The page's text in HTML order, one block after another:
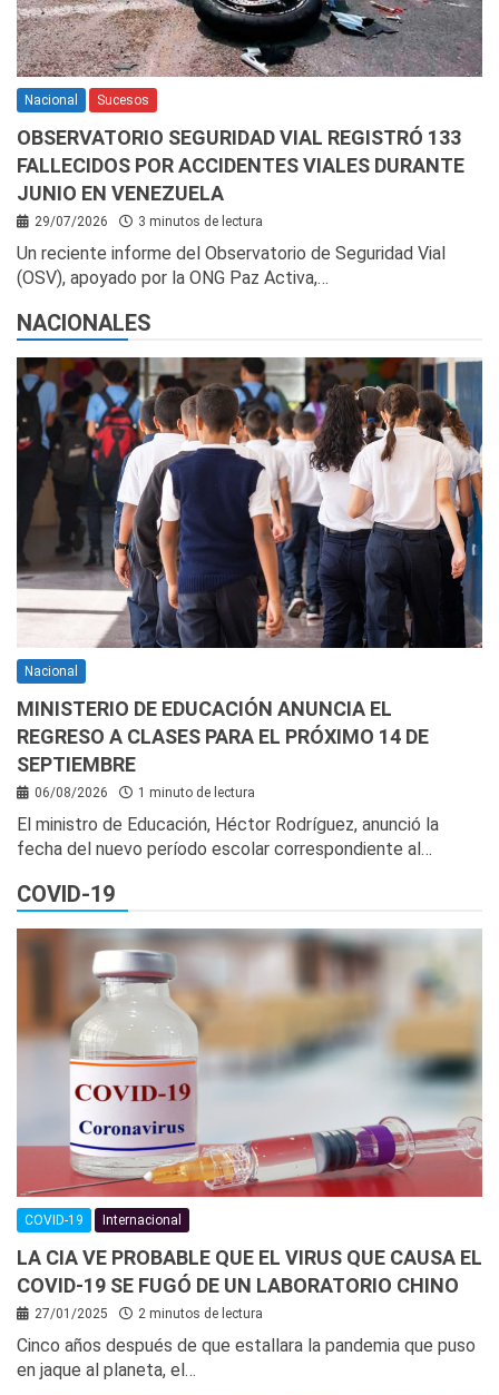
Nacional Sucesos
OBSERVATORIO SEGURIDAD VIAL REGISTRÓ 133
FALLECIDOS POR ACCIDENTES VIALES DURANTE
JUNIO EN VENEZUELA
29/07/2026 3 minutos de lectura
Un reciente informe del Observatorio de Seguridad Vial
(OSV), apoyado por la ONG Paz Activa,…
NACIONALES
Nacional
MINISTERIO DE EDUCACIÓN ANUNCIA EL
REGRESO A CLASES PARA EL PRÓXIMO 14 DE
SEPTIEMBRE
06/08/2026 1 minuto de lectura
El ministro de Educación, Héctor Rodríguez, anunció la
fecha del nuevo período escolar correspondiente al…
COVID-19
COVID-19 Internacional
LA CIA VE PROBABLE QUE EL VIRUS QUE CAUSA EL
COVID-19 SE FUGÓ DE UN LABORATORIO CHINO
27/01/2025 2 minutos de lectura
Cinco años después de que estallara la pandemia que puso
en jaque al planeta, el…